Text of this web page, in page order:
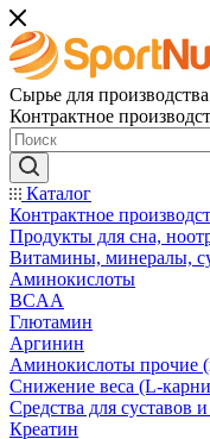
Сырье для
Контрактное
Каталог
Контрактное
Продукты для сна,
Витамины, минералы,
Аминокислоты
BCAA
Глютамин
Аргинин
Аминокислоты прочие
Снижение веса (L-
Средства для суставов и
Креатин